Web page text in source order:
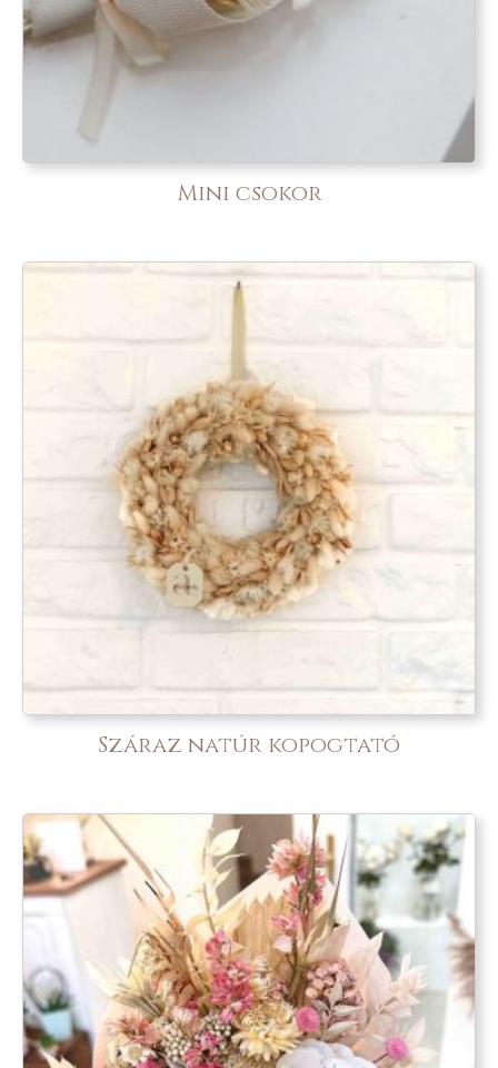
Mini csokor
Száraz natúr kopogtató